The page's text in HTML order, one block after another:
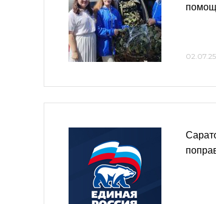
02.07.25